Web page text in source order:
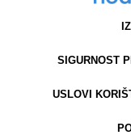
SIGURNOST
USLOVI